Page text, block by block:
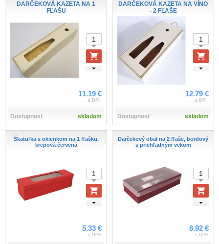
DARČEKOVÁ KAZETA NA 1
FĽAŠU
11.19 €
s DPH
Dostupnosť skladom
DARČEKOVÁ KAZETA NA VÍNO
- 2 FĽAŠE
12.79 €
s DPH
Dostupnosť skladom
Škatuľka s okienkom na 1 fľašku,
krepová červená
5.33 €
s DPH
Darčekový obal na 2 fľaše, bordový
s priehľadným vekom
6.92 €
s DPH